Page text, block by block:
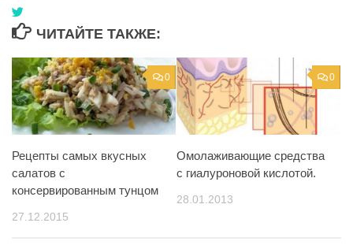
ЧИТАЙТЕ ТАКЖЕ:
0
Рецепты самых вкусных
салатов с
консервированным тунцом
27.12.2015
0
Омолаживающие средства
с гиалуроновой кислотой.
28.01.2013